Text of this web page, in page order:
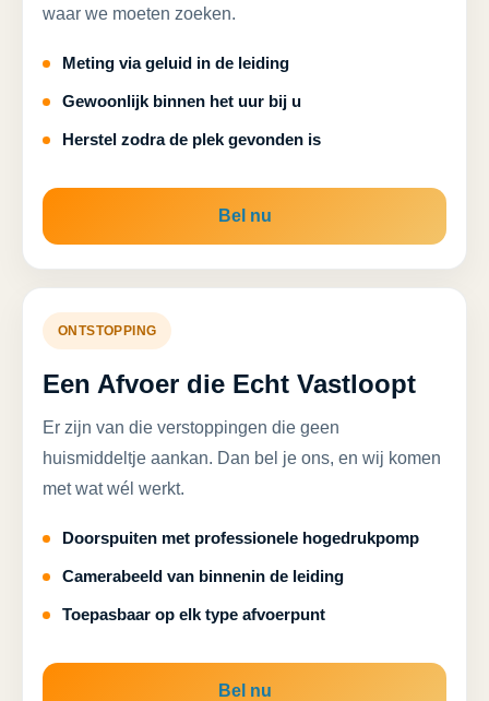
waar we moeten zoeken.
Meting via geluid in de leiding
Gewoonlijk binnen het uur bij u
Herstel zodra de plek gevonden is
Bel nu
ONTSTOPPING
Een Afvoer die Echt Vastloopt
Er zijn van die verstoppingen die geen
huismiddeltje aankan. Dan bel je ons, en wij komen
met wat wél werkt.
Doorspuiten met professionele hogedrukpomp
Camerabeeld van binnenin de leiding
Toepasbaar op elk type afvoerpunt
Bel nu